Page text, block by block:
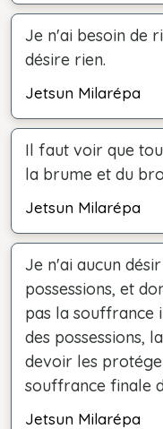
Je n'ai besoin de
désire rien.
Jetsun Milarépa
Il faut voir que
la brume et du
Jetsun Milarépa
Je n'ai aucun
possessions, et
pas la souffrance
des possessions,
devoir les
souffrance finale
Jetsun Milarépa